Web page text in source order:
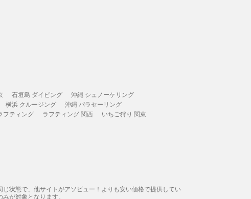
石垣島 ダイビング
沖縄 シュノーケリング
横浜 クルージング
沖縄 パラセーリング
フティング ラフティング 関西
いちご狩り 関東
状態で、他サイトがアソビュー！よりも安い価格で提供してい
が対象となります。